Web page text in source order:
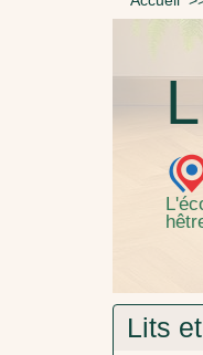
Lits